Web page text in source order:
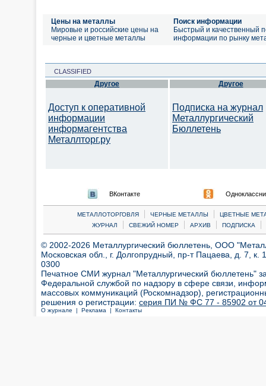
Цены на металлы
Мировые и российские цены на
черные и цветные металлы
Поиск информации
Быстрый и качественный
информации по рынку
CLASSIFIED
Другое
Доступ к оперативной
информации
информагентства
Металлторг.ру
Другое
Подписка на журнал
Металлургический
Бюллетень
ВКонтакте
МЕТАЛЛОТОРГОВЛЯ | ЧЕРНЫЕ МЕТАЛЛЫ |
ЦВЕТНЫЕ
ЖУРНАЛ
| СВЕЖИЙ НОМЕР | АРХИВ | ПОДПИСКА |
© 2002-2026 Металлургический бюллетень, ООО
Московская обл., г. Долгопрудный, пр-т Пацаева, д. 7,
0300
Печатное СМИ журнал "Металлургический бюллетень"
Федеральной службой по надзору в сфере связи,
массовых коммуникаций (Роскомнадзор),
решения о регистрации: серия ПИ № ФС 77 - 85902 от 04
О журнале | Реклама | Контакты